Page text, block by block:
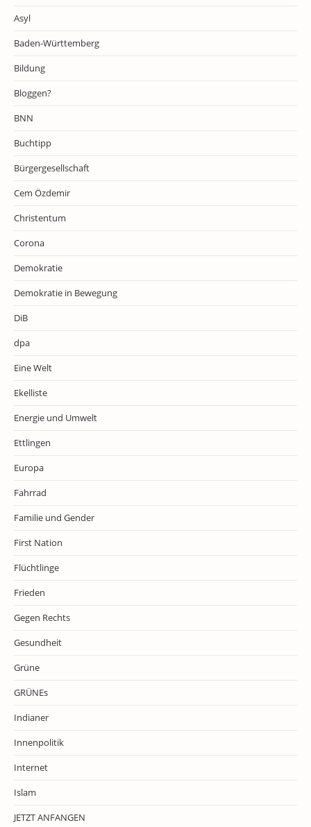
Asyl
Baden-Württemberg
Bildung
Bloggen?
BNN
Buchtipp
Bürgergesellschaft
Cem Özdemir
Christentum
Corona
Demokratie
Demokratie in Bewegung
DiB
dpa
Eine Welt
Ekelliste
Energie und Umwelt
Ettlingen
Europa
Fahrrad
Familie und Gender
First Nation
Flüchtlinge
Frieden
Gegen Rechts
Gesundheit
Grüne
GRÜNEs
Indianer
Innenpolitik
Internet
Islam
JETZT ANFANGEN